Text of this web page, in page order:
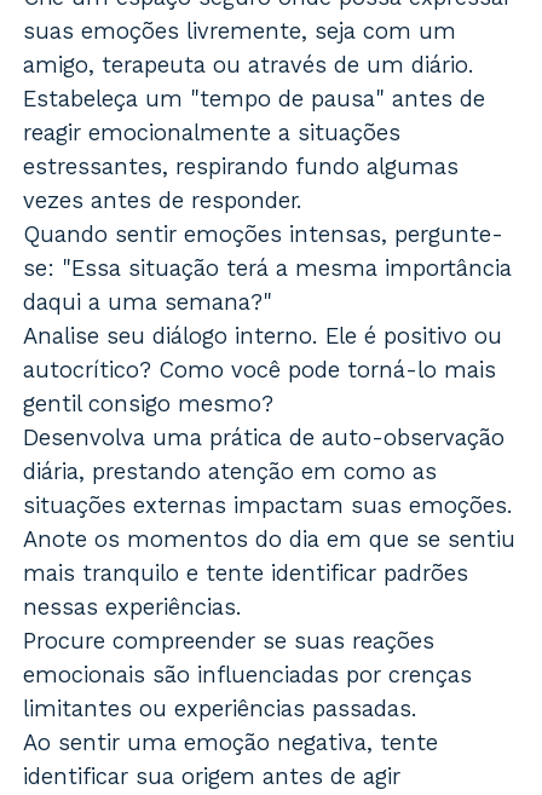
suas emoções livremente, seja com um
amigo, terapeuta ou através de um diário.
Estabeleça um "tempo de pausa" antes de
reagir emocionalmente a situações
estressantes, respirando fundo algumas
vezes antes de responder.
Quando sentir emoções intensas, pergunte-
se: "Essa situação terá a mesma importância
daqui a uma semana?"
Analise seu diálogo interno. Ele é positivo ou
autocrítico? Como você pode torná-lo mais
gentil consigo mesmo?
Desenvolva uma prática de auto-observação
diária, prestando atenção em como as
situações externas impactam suas emoções.
Anote os momentos do dia em que se sentiu
mais tranquilo e tente identificar padrões
nessas experiências.
Procure compreender se suas reações
emocionais são influenciadas por crenças
limitantes ou experiências passadas.
Ao sentir uma emoção negativa, tente
identificar sua origem antes de agir